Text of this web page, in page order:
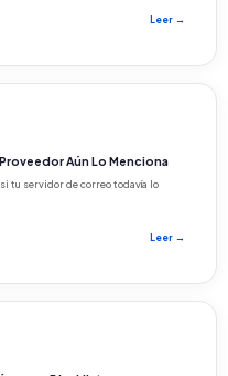
Leer →
Proveedor Aún Lo Menciona
tu servidor de correo todavía lo
Leer →